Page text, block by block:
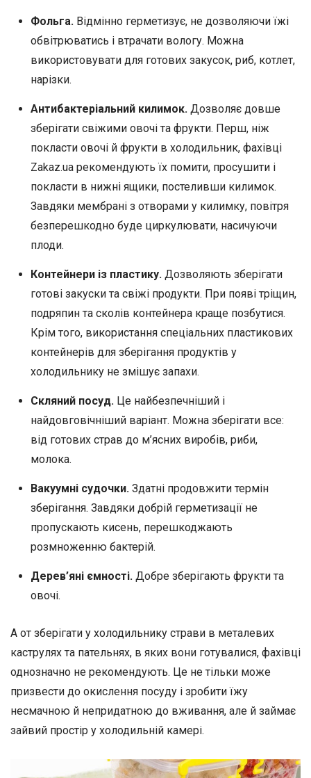
Фольга.Відмінно герметизує, не дозволяючи їжі
обвітрюватись і втрачати вологу. Можна
використовувати для готових закусок, риб, котлет,
нарізки.
Антибактеріальний килимок.Дозволяє довше
зберігати свіжими овочі та фрукти. Перш, ніж
покласти овочі й фрукти в холодильник, фахівці
Zakaz.ua рекомендують їх помити, просушити і
покласти в нижні ящики, постеливши килимок.
Завдяки мембрані з отворами у килимку, повітря
безперешкодно буде циркулювати, насичуючи
плоди.
Контейнери із пластику.Дозволяють зберігати
готові закуски та свіжі продукти. При появі тріщин,
подряпин та сколів контейнера краще позбутися.
Крім того, використання спеціальних пластикових
контейнерів для зберігання продуктів у
холодильнику не змішує запахи.
Скляний посуд. Це найбезпечніший і
найдовговічніший варіант. Можна зберігати все:
від готових страв до м’ясних виробів, риби,
молока.
Вакуумні судочки.Здатні продовжити термін
зберігання. Завдяки добрій герметизації не
пропускають кисень, перешкоджають
розмноженню бактерій.
Дерев’яні ємності. Добре зберігають фрукти та
овочі.
А от зберігати у холодильнику страви в металевих
каструлях та пательнях, в яких вони готувалися, фахівці
однозначно не рекомендують. Це не тільки може
призвести до окислення посуду і зробити їжу
несмачною й непридатною до вживання, але й займає
зайвий простір у холодильній камері.